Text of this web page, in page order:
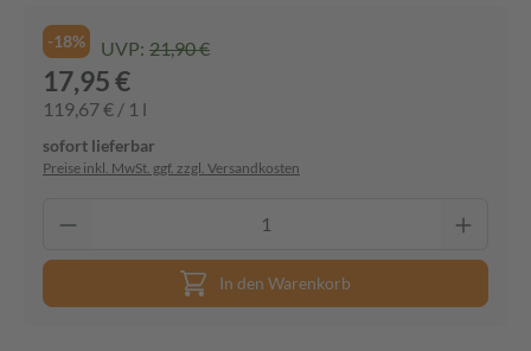
-18% UVP: 21,90 €
17,95 €
119,67 € / 1 l
sofort lieferbar
Preise inkl. MwSt. ggf. zzgl. Versandkosten
In den Warenkorb